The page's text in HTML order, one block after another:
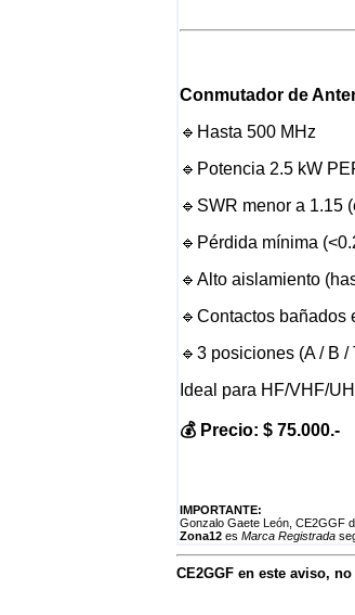
Conmutador de
🔹Hasta 500 MHz
🔹Potencia 2.5 kW
🔹SWR menor a 1.15
🔹Pérdida mínima
🔹Alto aislamiento
🔹Contactos bañados
🔹3 posiciones (A / B /
Ideal para HF/VHF/
💰 Precio: $ 75.000.-
IMPORTANTE:
Gonzalo Gaete León, CE2GGF
Zona12 es Marca Registrada
CE2GGF en este aviso,